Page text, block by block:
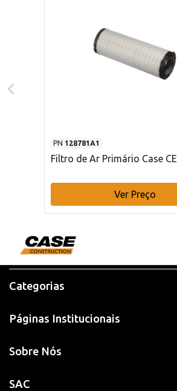
PN 128781A1
Filtro de Ar Primário Case CE
Ver Preço
Categorias
Páginas Institucionais
Sobre Nós
SAC